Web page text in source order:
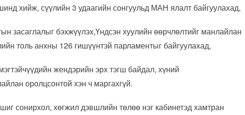
хийж, сүүлийн 3 удаагийн сонгуульд МАН ялалт байгуулахад,
засаглалыг бэхжүүлэх,Үндсэн хуулийн өөрчлөлтийг манлайлан
толь анхны 126 гишүүнтэй парламентыг байгуулахад,
жендэрийн эрх тэгш байдал, хүний
оролцсонтой хэн ч маргахгүй.
сонирхол, хөгжил дэвшлийн төлөө нэг кабинетэд хамтран